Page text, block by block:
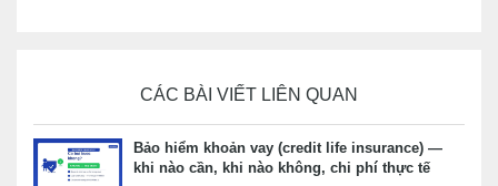
CÁC BÀI VIẾT LIÊN QUAN
Bảo hiểm khoản vay (credit life insurance) —
khi nào cần, khi nào không, chi phí thực tế